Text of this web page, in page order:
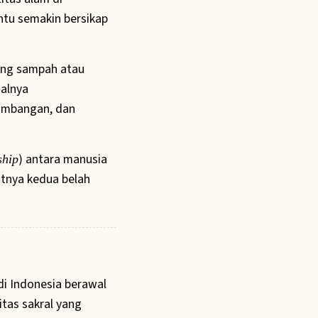
semakin bersikap
sampah atau
dan
) antara manusia
kedua belah
Indonesia berawal
sakral yang